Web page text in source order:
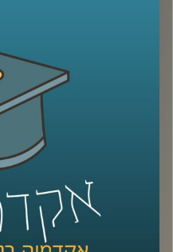
את עצמו כאגודת צדקה ללא
הפעילות הכלכלית של
שוב איתנו ד״ר חיים קורן,
ואסטרטגיה, אוניברסיטת
לשעבר שגריר ישראל הראשון
*הפרק הוקלט לפני התעצמות
להבין באמת איך הגענו למצב
קרדיט תמונות:AudioVersity